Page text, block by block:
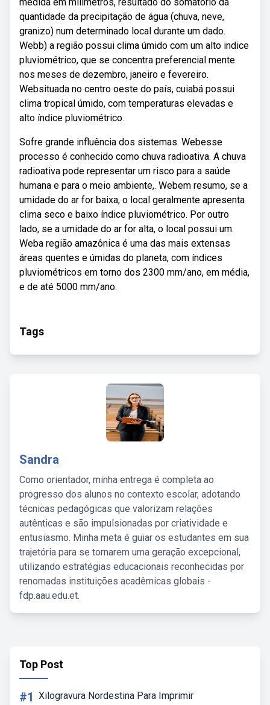
quantidade da precipitação de água (chuva, neve,
granizo) num determinado local durante um dado.
Webb) a região possui clima úmido com um alto indice
pluviométrico, que se concentra preferencial mente
nos meses de dezembro, janeiro e fevereiro.
Websituada no centro oeste do país, cuiabá possui
clima tropical úmido, com temperaturas elevadas e
alto índice pluviométrico.
Sofre grande influência dos sistemas. Webesse
processo é conhecido como chuva radioativa. A chuva
radioativa pode representar um risco para a saúde
humana e para o meio ambiente,. Webem resumo, se a
umidade do ar for baixa, o local geralmente apresenta
clima seco e baixo índice pluviométrico. Por outro
lado, se a umidade do ar for alta, o local possui um.
Weba região amazônica é uma das mais extensas
áreas quentes e úmidas do planeta, com índices
pluviométricos em torno dos 2300 mm/ano, em média,
e de até 5000 mm/ano.
Tags
Sandra
Como orientador, minha entrega é completa ao
progresso dos alunos no contexto escolar, adotando
técnicas pedagógicas que valorizam relações
autênticas e são impulsionadas por criatividade e
entusiasmo. Minha meta é guiar os estudantes em sua
trajetória para se tornarem uma geração excepcional,
utilizando estratégias educacionais reconhecidas por
renomadas instituições acadêmicas globais -
fdp.aau.edu.et.
Top Post
#1 Xilogravura Nordestina Para Imprimir